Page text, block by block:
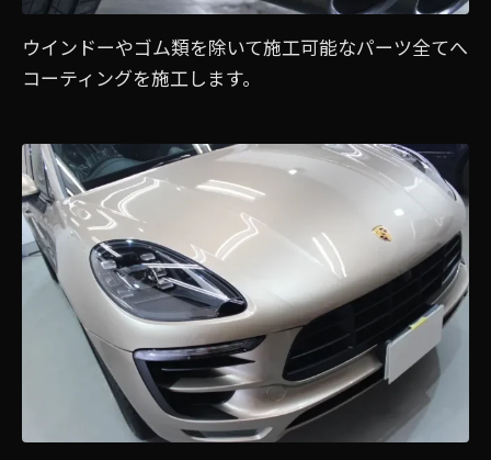
ウインドーやゴム類を除いて施工可能なパーツ全てへ
コーティングを施工します。